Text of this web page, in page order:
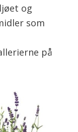
og
som
på